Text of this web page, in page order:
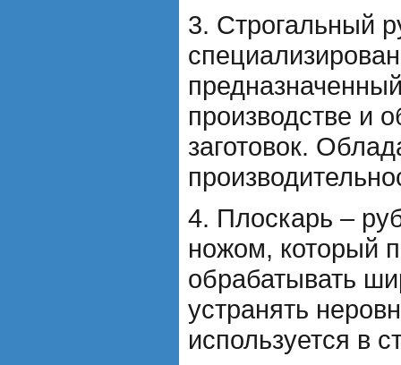
3. Строгальный
производстве и
заготовок.
4. Плоскарь –
ножом, который
обрабатывать
устранять
используется в